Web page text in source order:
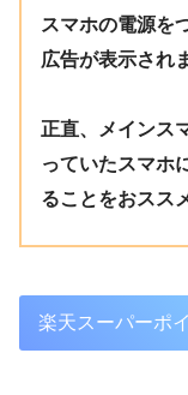
スマホの電源を
広告が表示され
正直、メインス
っていたスマホ
ることをおスス
楽天スーパーポ